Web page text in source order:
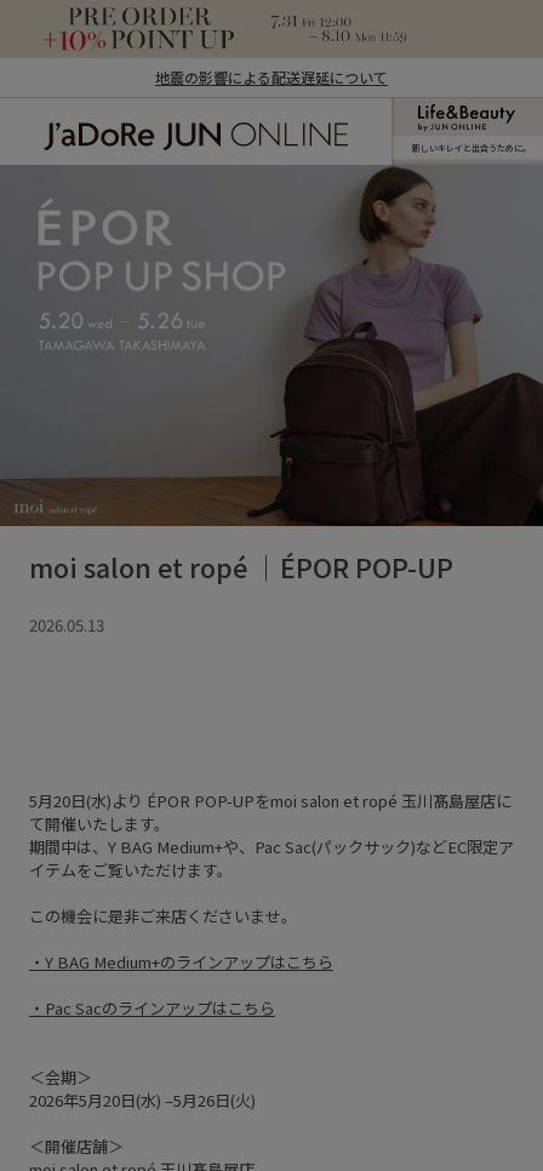
地震の影響による配送遅延について
J'aDoRe JUN ONLINE（ジャドール ジュ
新しいキレイと出合うために。
moi salon et ropé ｜ÉPOR POP-UP
2026.05.13
5月20日(水)より ÉPOR POP-UPをmoi salon et ropé 玉川髙島屋店に
て開催いたします。
期間中は、Y BAG Medium+や、Pac Sac(パックサック)などEC限定ア
イテムをご覧いただけます。
この機会に是非ご来店くださいませ。
・Y BAG Medium+のラインアップはこちら
・Pac Sacのラインアップはこちら
＜会期＞
2026年5月20日(水) –5月26日(火)
＜開催店舗＞